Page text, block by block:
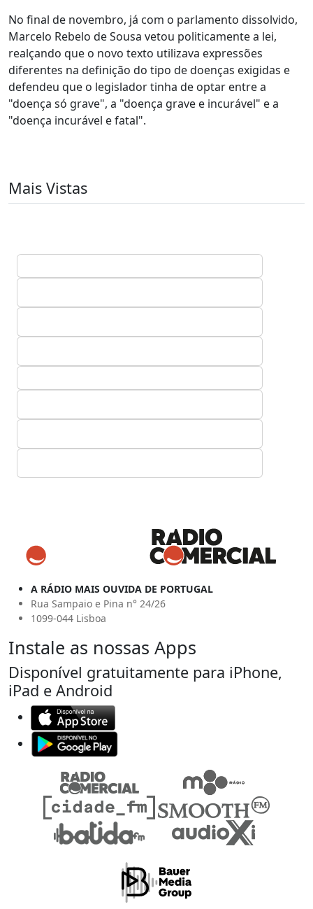
No final de novembro, já com o parlamento dissolvido,
Marcelo Rebelo de Sousa vetou politicamente a lei,
realçando que o novo texto utilizava expressões
diferentes na definição do tipo de doenças exigidas e
defendeu que o legislador tinha de optar entre a
"doença só grave", a "doença grave e incurável" e a
"doença incurável e fatal".
Mais Vistas
A RÁDIO MAIS OUVIDA DE PORTUGAL
Rua Sampaio e Pina n° 24/26
1099-044 Lisboa
Instale as nossas Apps
Disponível gratuitamente para iPhone,
iPad e Android